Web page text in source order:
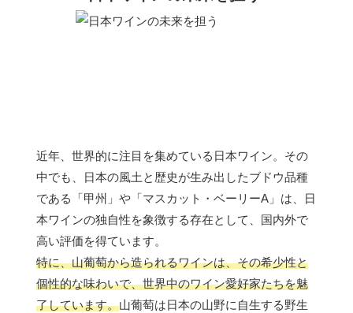
近年、世界的に注目を集めている日本ワイン。その
中でも、日本の風土と歴史が生み出したブドウ品種
である「甲州」や「マスカット・ベーリーA」は、日
本ワインの独自性を象徴する存在として、国内外で
高い評価を得ています。
特に、山葡萄から造られるワインは、その希少性と
個性的な味わいで、世界中のワイン愛好家たちを魅
了しています。山葡萄は日本の山野に自生する野生